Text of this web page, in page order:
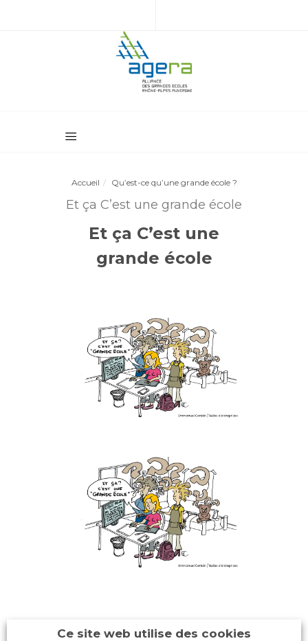
Accueil Qu’est-ce qu’une grande école ?
Et ça C’est une grande école
Et ça C’est une
grande école
Ce site web utilise des cookies